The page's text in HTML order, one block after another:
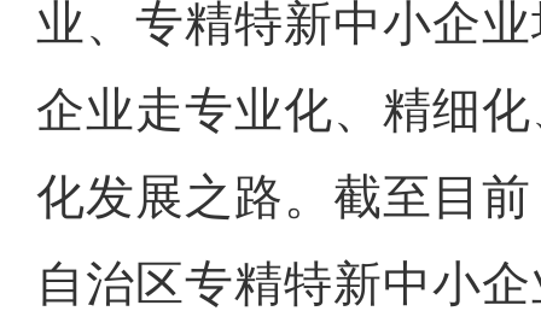
业、专精特新中小企
企业走专业化、精细
化发展之路。截至目
自治区专精特新中小